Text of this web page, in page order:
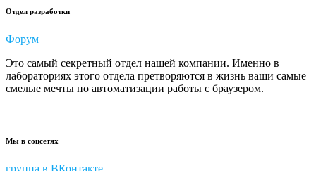
Отдел разработки
Форум
Это самый секретный отдел нашей компании. Именно в
лабораториях этого отдела претворяются в жизнь ваши самые
смелые мечты по автоматизации работы с браузером.
Мы в соцсетях